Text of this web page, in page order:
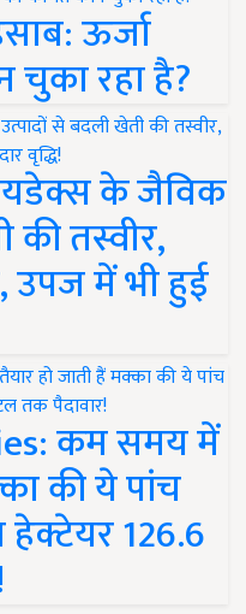
ऊर्जा
चुका रहा है?
के जैविक
की तस्वीर,
में भी हुई
कम समय में
की ये पांच
हेक्टेयर 126.6